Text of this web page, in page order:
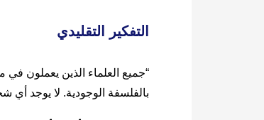
التفكير التقليدي
“جميع العلماء الذين يعملون في
بالفلسفة الوجودية. لا يوجد أي